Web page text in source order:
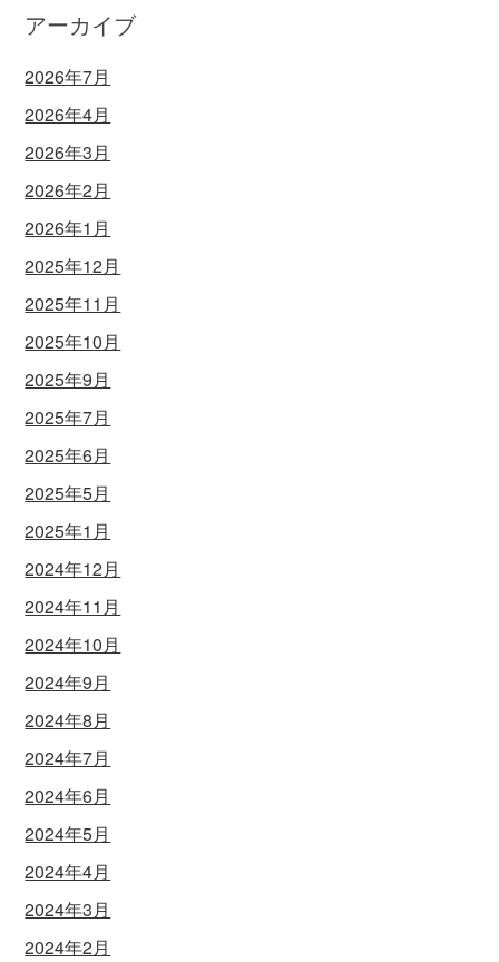
アーカイブ
2026年7月
2026年4月
2026年3月
2026年2月
2026年1月
2025年12月
2025年11月
2025年10月
2025年9月
2025年7月
2025年6月
2025年5月
2025年1月
2024年12月
2024年11月
2024年10月
2024年9月
2024年8月
2024年7月
2024年6月
2024年5月
2024年4月
2024年3月
2024年2月